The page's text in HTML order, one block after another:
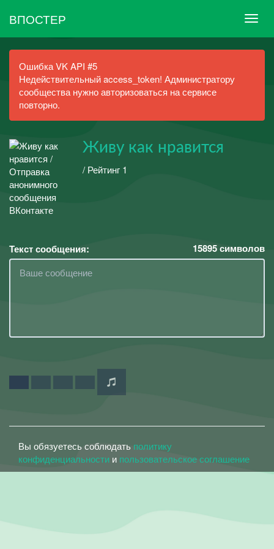
ВПОСТЕР
Ошибка VK API #5
Недействительный access_token! Администратору
сообщества нужно авторизоваться на сервисе
повторно.
Живу как нравится
/ Рейтинг 1
Текст сообщения: 15895символов
Вы обязуетесь соблюдать политику
конфиденциальности и пользовательское соглашение